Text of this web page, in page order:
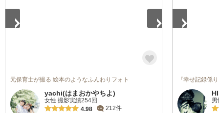
元保育士が撮る 絵本のようなふんわりフォト
yachi(はまおかやちよ)
女性 撮影実績254回
4.98
212件
『幸せ記録係